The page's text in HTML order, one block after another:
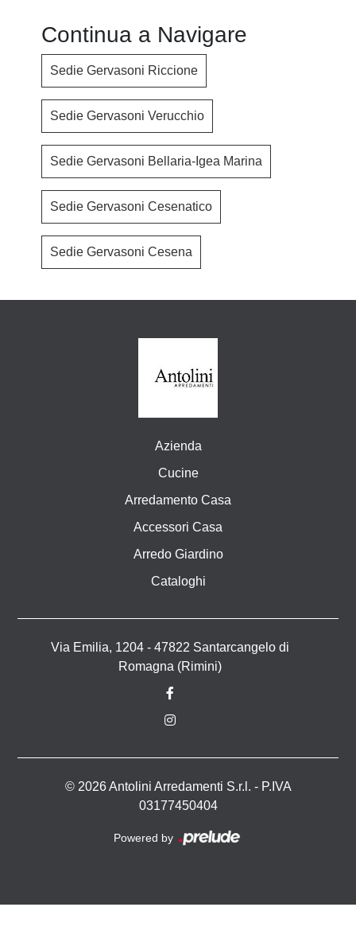
Continua a Navigare
Sedie Gervasoni Riccione
Sedie Gervasoni Verucchio
Sedie Gervasoni Bellaria-Igea Marina
Sedie Gervasoni Cesenatico
Sedie Gervasoni Cesena
Azienda
Cucine
Arredamento Casa
Accessori Casa
Arredo Giardino
Cataloghi
Via Emilia, 1204 - 47822 Santarcangelo di
Romagna (Rimini)
© 2026 Antolini Arredamenti S.r.l. - P.IVA
03177450404
Powered by